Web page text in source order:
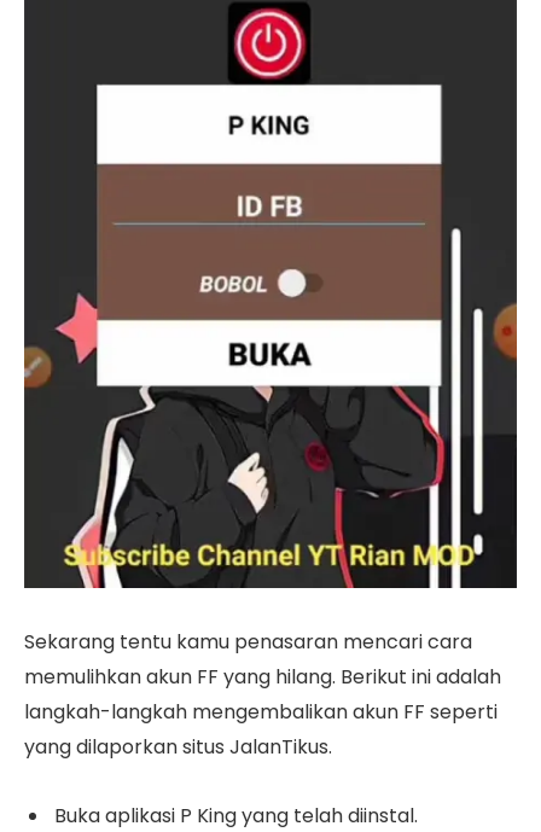
Sekarang tentu kamu penasaran mencari cara
memulihkan akun FF yang hilang. Berikut ini adalah
langkah-langkah mengembalikan akun FF seperti
yang dilaporkan situs JalanTikus.
Buka aplikasi P King yang telah diinstal.